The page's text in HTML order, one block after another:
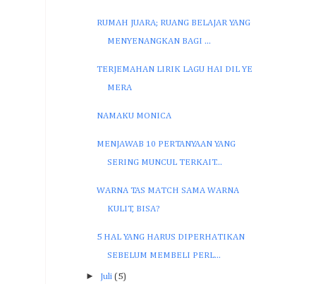
RUMAH JUARA; RUANG BELAJAR YANG
MENYENANGKAN BAGI ...
TERJEMAHAN LIRIK LAGU HAI DIL YE
MERA
NAMAKU MONICA
MENJAWAB 10 PERTANYAAN YANG
SERING MUNCUL TERKAIT...
WARNA TAS MATCH SAMA WARNA
KULIT, BISA?
5 HAL YANG HARUS DIPERHATIKAN
SEBELUM MEMBELI PERL...
► Juli (5)